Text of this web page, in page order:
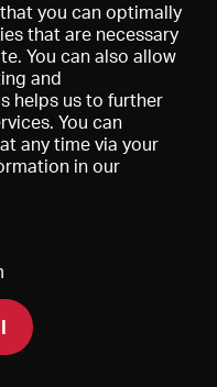
FR
you can optimally
that are necessary
You can also allow
and
helps us to further
You can
any time via your
in our